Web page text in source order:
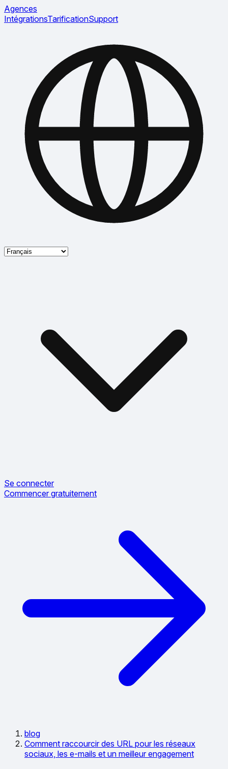
Agences
IntégrationsTarificationSupport
Se connecter
Commencer gratuitement
blog
Comment raccourcir des URL pour les réseaux
sociaux, les e-mails et un meilleur engagement